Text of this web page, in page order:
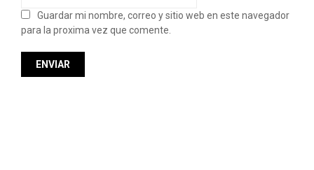
Guardar mi nombre, correo y sitio web en este navegador
para la proxima vez que comente.